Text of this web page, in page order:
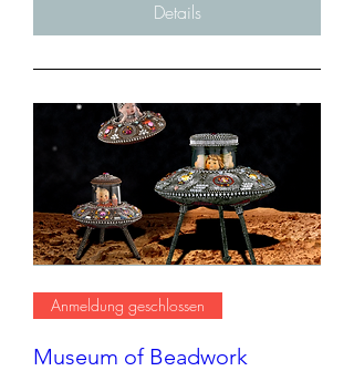
Details
Anmeldung geschlossen
Museum of Beadwork